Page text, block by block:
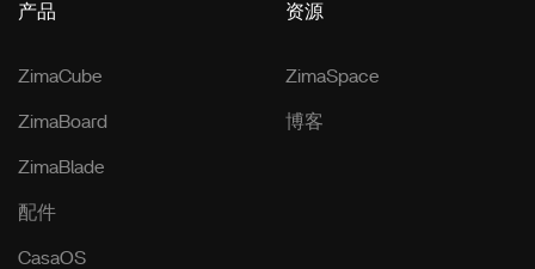
产品
ZimaCube
ZimaBoard
ZimaBlade
配件
CasaOS
资源
ZimaSpace
博客